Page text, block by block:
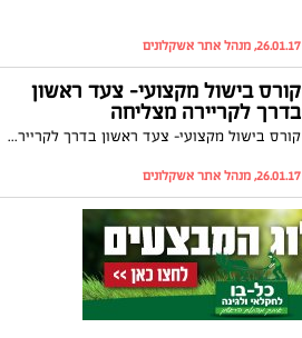
26.01.17, מנהל אתר אשקלונים
קורס בישול מקצועי- צעד ראשון
בדרך לקריירה מצליחה
קורס בישול מקצועי- צעד ראשון בדרך לקריירה מצליחה
26.01.17, מנהל אתר אשקלונים